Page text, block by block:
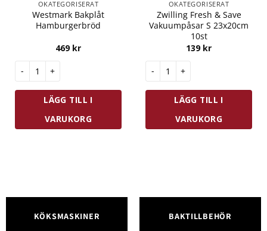
OKATEGORISERAT
Westmark Bakplåt
Hamburgerbröd
469 kr
Westmark Bakplåt Hamburgerbröd mängd
LÄGG TILL I
VARUKORG
OKATEGORISERAT
Zwilling Fresh & Save
Vakuumpåsar S 23x20cm
10st
139 kr
Zwilling Fresh & Save
LÄGG TILL I
VARUKORG
KÖKSMASKINER BAKTILLBEHÖR